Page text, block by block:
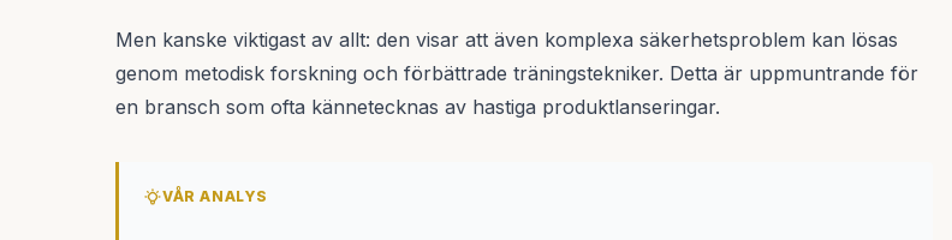
Men kanske viktigast av allt: den visar att även komplexa säkerhetsproblem kan lösas
genom metodisk forskning och förbättrade träningstekniker. Detta är uppmuntrande för
en bransch som ofta kännetecknas av hastiga produktlanseringar.
VÅR ANALYS